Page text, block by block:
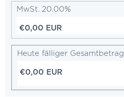
MwSt. 20.00%
€0,00 EUR
Heute fälliger Gesamtbetrag
€0,00 EUR